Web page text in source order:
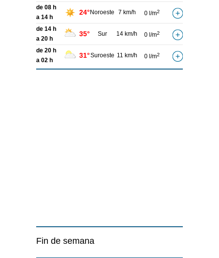
de 08 h
a 14 h
24° Noroeste 7 km/h 0 l/m2
de 14 h
a 20 h
35° Sur 14 km/h 0 l/m2
de 20 h
a 02 h
31°Suroeste 11 km/h 0 l/m2
Fin de semana